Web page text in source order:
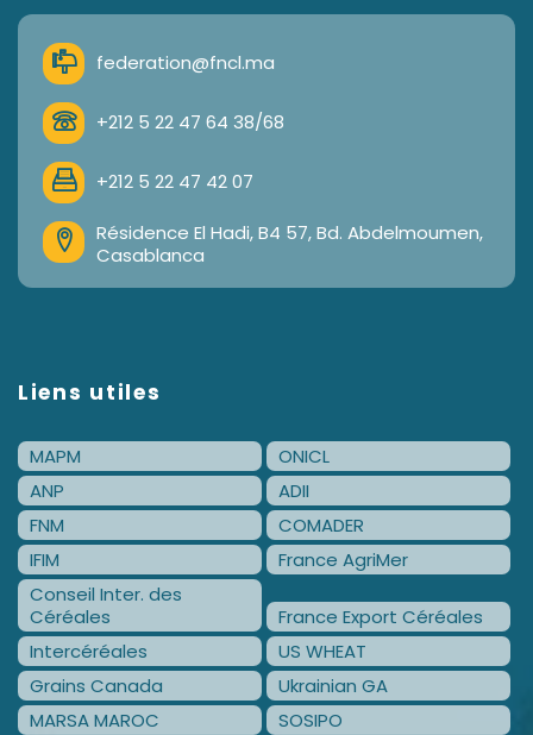
federation@fncl.ma
+212 5 22 47 64 38/68
+212 5 22 47 42 07
Résidence El Hadi, B4 57, Bd. Abdelmoumen,
Casablanca
Liens utiles
MAPM
ONICL
ANP
ADII
FNM
COMADER
IFIM
France AgriMer
Conseil Inter. des
Céréales
France Export Céréales
Intercéréales
US WHEAT
Grains Canada
Ukrainian GA
MARSA MAROC
SOSIPO